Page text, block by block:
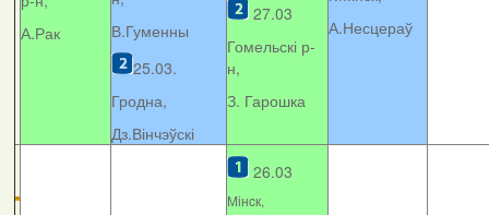
А.Рак
В.Гуменны
25.03.
Гродна,
Дз.Вінчэўскі
27.03
Гомельскі р-
н,
З. Гарошка
А.Несцераў
26.03
Мінcк,